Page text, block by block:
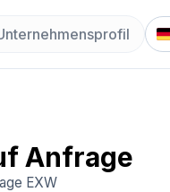
Anfrage
EXW